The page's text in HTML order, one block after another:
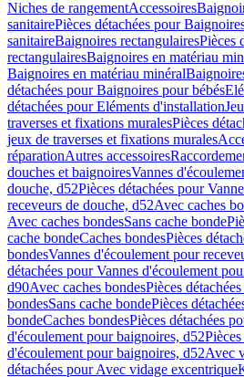
Niches de rangementAccessoires
sanitairePièces détachées pour
sanitaireBaignoires rectangulairesPièces
rectangulairesBaignoires en matériau
Baignoires en matériau minéral
détachées pour Baignoires pour bébés
détachées pour Eléments d'installation
traverses et fixations muralesPièces
jeux de traverses et fixations murales
réparationAutres accessoires
douches et baignoiresVannes
douche, d52Pièces détachées pour
receveurs de douche, d52Avec caches
Avec caches bondesSans cache bonde
cache bondeCaches bondesPièces
bondesVannes d'écoulement pour
détachées pour Vannes d'écoulement
d90Avec caches bondesPièces
bondesSans cache bondePièces
bondeCaches bondesPièces détachées
d'écoulement pour baignoires, d52
d'écoulement pour baignoires, d52Avec
détachées pour Avec vidage excentrique